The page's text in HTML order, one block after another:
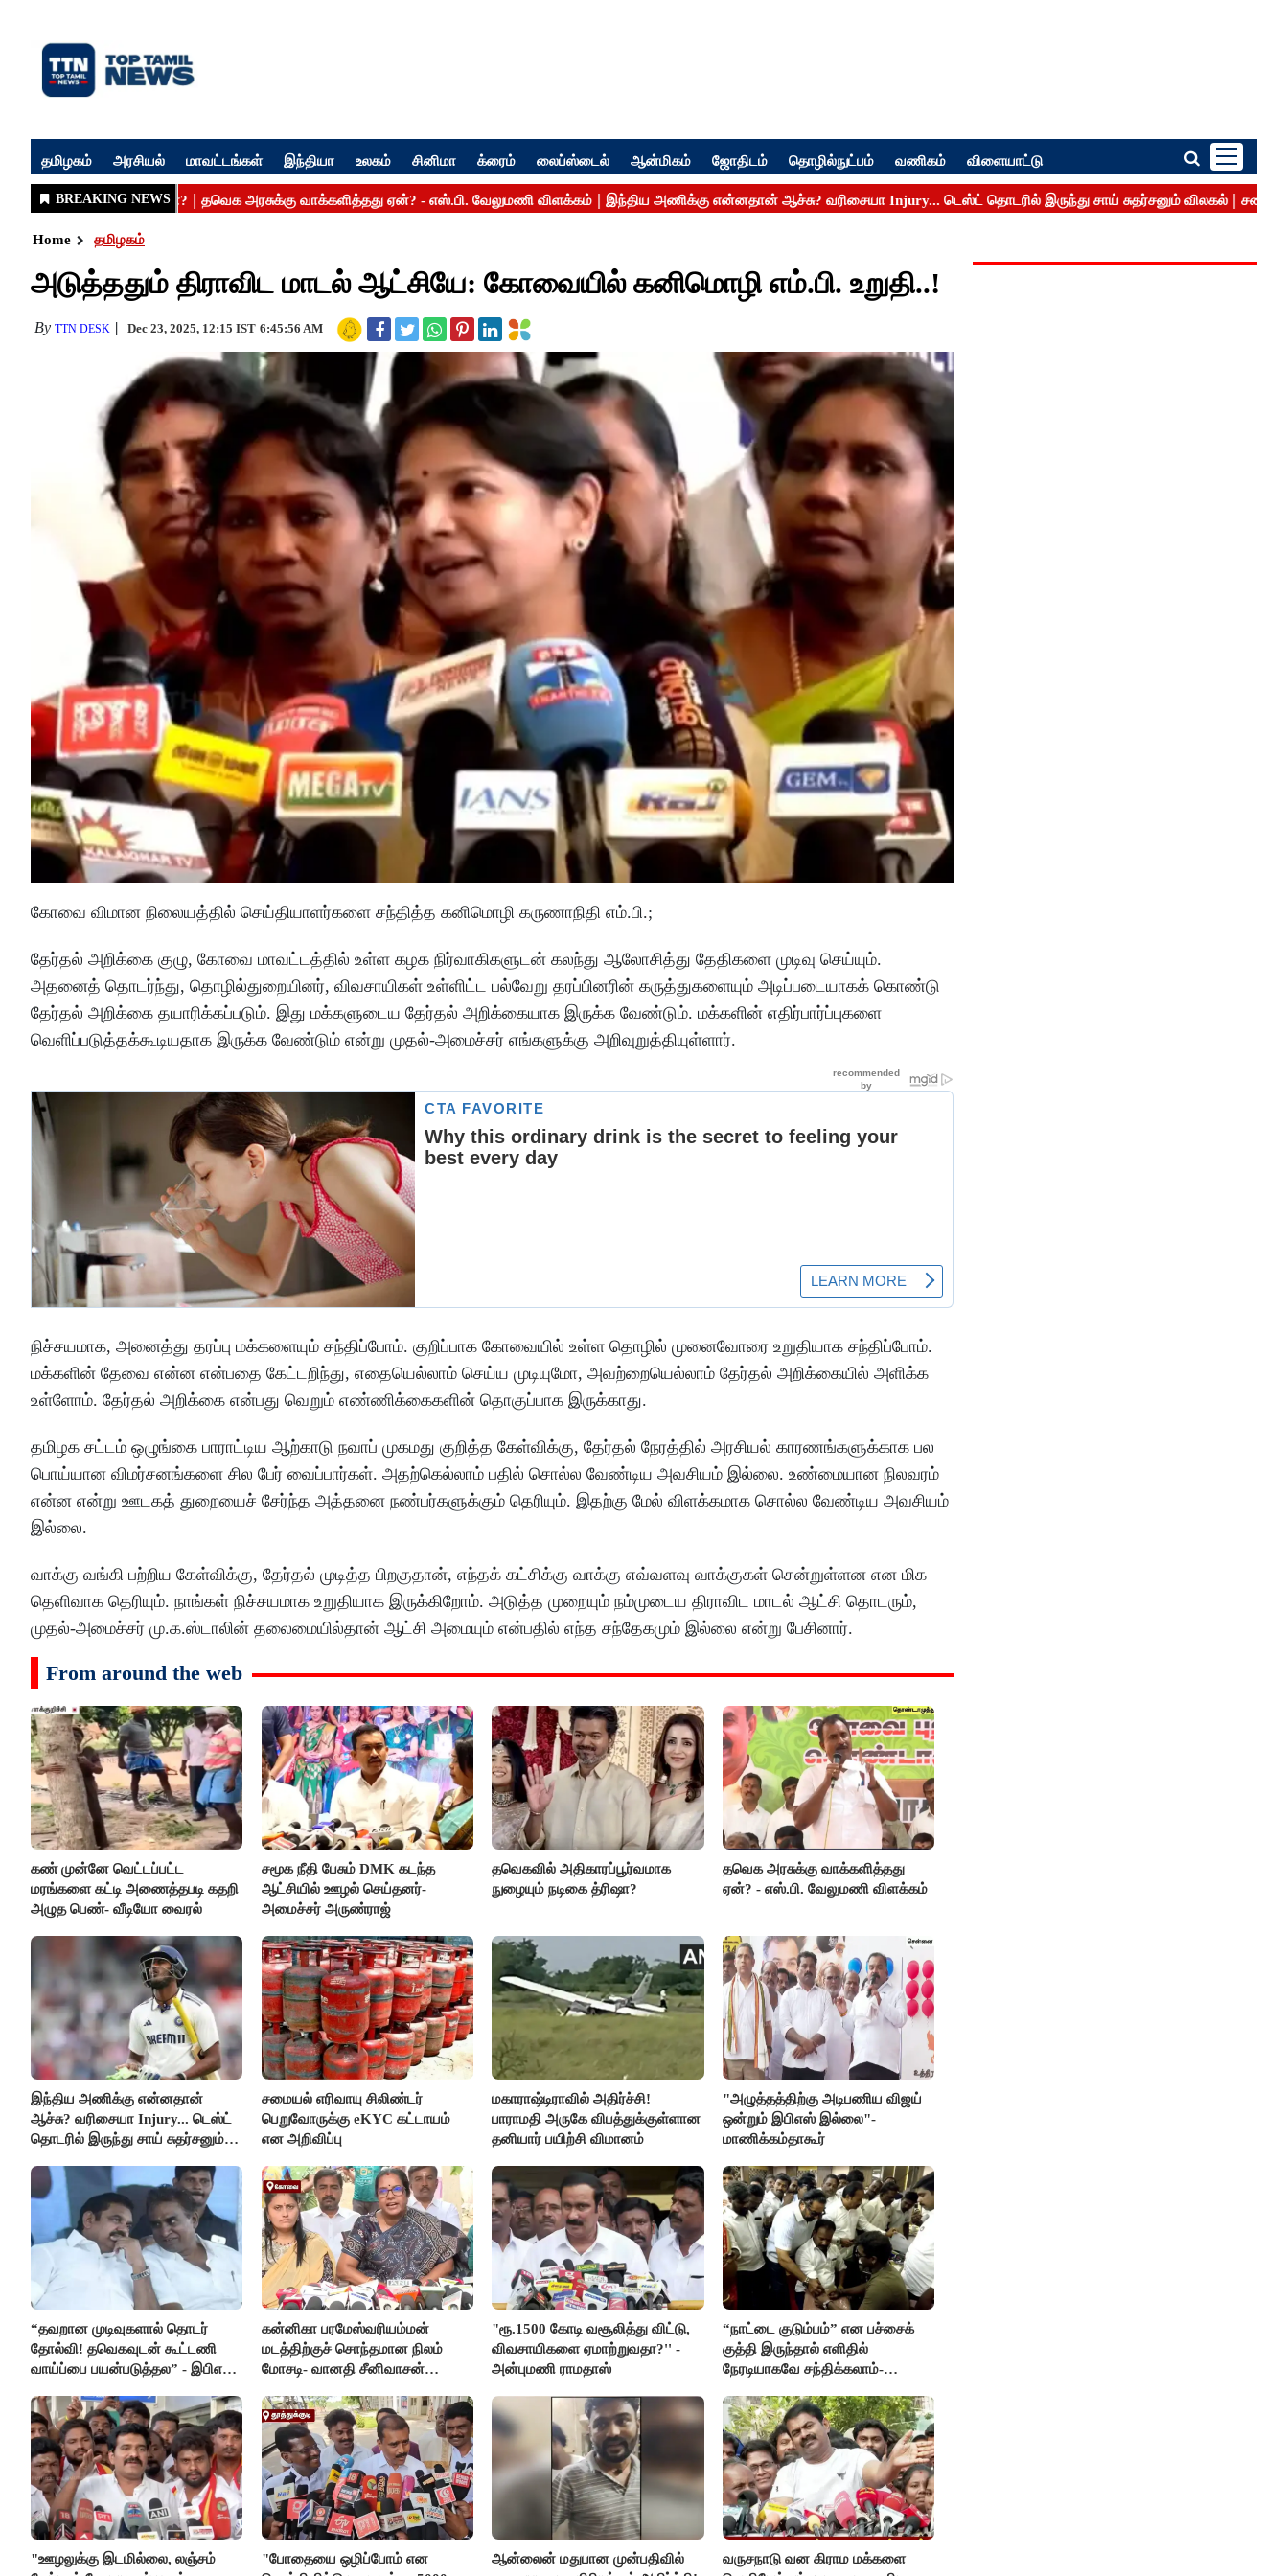
தமிழகம் அரசியல் மாவட்டங்கள் இந்தியா உலகம் சினிமா க்ரைம் லைப்ஸ்டைல் ஆன்மிகம் ஜோதிடம் தொழில்நுட்பம் வணிகம் விளையாட்டு
Home தமிழகம்
அடுத்ததும் திராவிட மாடல் ஆட்சியே: கோவையில் கனிமொழி எம்.பி. உறுதி..!
By TTN DESK Dec 23, 2025, 12:15 IST 6:45:56 AM
கோவை விமான நிலையத்தில் செய்தியாளர்களை சந்தித்த கனிமொழி கருணாநிதி எம்.பி.;
தேர்தல் அறிக்கை குழு, கோவை மாவட்டத்தில் உள்ள கழக நிர்வாகிகளுடன் கலந்து ஆலோசித்து தேதிகளை முடிவு செய்யும்.
அதனைத் தொடர்ந்து, தொழில்துறையினர், விவசாயிகள் உள்ளிட்ட பல்வேறு தரப்பினரின் கருத்துகளையும் அடிப்படையாகக் கொண்டு
தேர்தல் அறிக்கை தயாரிக்கப்படும். இது மக்களுடைய தேர்தல் அறிக்கையாக இருக்க வேண்டும். மக்களின் எதிர்பார்ப்புகளை
வெளிப்படுத்தக்கூடியதாக இருக்க வேண்டும் என்று முதல்-அமைச்சர் எங்களுக்கு அறிவுறுத்தியுள்ளார்.
நிச்சயமாக, அனைத்து தரப்பு மக்களையும் சந்திப்போம். குறிப்பாக கோவையில் உள்ள தொழில் முனைவோரை உறுதியாக சந்திப்போம்.
மக்களின் தேவை என்ன என்பதை கேட்டறிந்து, எதையெல்லாம் செய்ய முடியுமோ, அவற்றையெல்லாம் தேர்தல் அறிக்கையில் அளிக்க
உள்ளோம். தேர்தல் அறிக்கை என்பது வெறும் எண்ணிக்கைகளின் தொகுப்பாக இருக்காது.
தமிழக சட்டம் ஒழுங்கை பாராட்டிய ஆற்காடு நவாப் முகமது குறித்த கேள்விக்கு, தேர்தல் நேரத்தில் அரசியல் காரணங்களுக்காக பல
பொய்யான விமர்சனங்களை சில பேர் வைப்பார்கள். அதற்கெல்லாம் பதில் சொல்ல வேண்டிய அவசியம் இல்லை. உண்மையான நிலவரம்
என்ன என்று ஊடகத் துறையைச் சேர்ந்த அத்தனை நண்பர்களுக்கும் தெரியும். இதற்கு மேல் விளக்கமாக சொல்ல வேண்டிய அவசியம்
இல்லை.
வாக்கு வங்கி பற்றிய கேள்விக்கு, தேர்தல் முடித்த பிறகுதான், எந்தக் கட்சிக்கு வாக்கு எவ்வளவு வாக்குகள் சென்றுள்ளன என மிக
தெளிவாக தெரியும். நாங்கள் நிச்சயமாக உறுதியாக இருக்கிறோம். அடுத்த முறையும் நம்முடைய திராவிட மாடல் ஆட்சி தொடரும்,
முதல்-அமைச்சர் மு.க.ஸ்டாலின் தலைமையில்தான் ஆட்சி அமையும் என்பதில் எந்த சந்தேகமும் இல்லை என்று பேசினார்.
From around the web
கண் முன்னே வெட்டப்பட்ட
மரங்களை கட்டி அணைத்தபடி கதறி
அழுத பெண்- வீடியோ வைரல்
சமூக நீதி பேசும் DMK கடந்த
ஆட்சியில் ஊழல் செய்தனர்-
அமைச்சர் அருண்ராஜ்
தவெகவில் அதிகாரப்பூர்வமாக
நுழையும் நடிகை த்ரிஷா?
தவெக அரசுக்கு வாக்களித்தது
ஏன்? - எஸ்.பி. வேலுமணி விளக்கம்
இந்திய அணிக்கு என்னதான்
ஆச்சு? வரிசையா Injury... டெஸ்ட்
தொடரில் இருந்து சாய் சுதர்சனும்
சமையல் எரிவாயு சிலிண்டர்
பெறுவோருக்கு eKYC கட்டாயம்
என அறிவிப்பு
மகாராஷ்டிராவில் அதிர்ச்சி!
பாராமதி அருகே விபத்துக்குள்ளான
தனியார் பயிற்சி விமானம்
"அழுத்தத்திற்கு அடிபணிய விஜய்
ஒன்றும் இபிஎஸ் இல்லை"-
மாணிக்கம்தாகூர்
“தவறான முடிவுகளால் தொடர்
தோல்வி! தவெகவுடன் கூட்டணி
வாய்ப்பை பயன்படுத்தல” - இபிஎஸ்
கன்னிகா பரமேஸ்வரியம்மன்
மடத்திற்குச் சொந்தமான நிலம்
மோசடி- வானதி சீனிவாசன்
"ரூ.1500 கோடி வசூலித்து விட்டு,
விவசாயிகளை ஏமாற்றுவதா?'' -
அன்புமணி ராமதாஸ்
“நாட்டை குடும்பம்” என பச்சைக்
குத்தி இருந்தால் எளிதில்
நேரடியாகவே சந்திக்கலாம்-
"ஊழலுக்கு இடமில்லை, லஞ்சம்
"போதையை ஒழிப்போம் என
ஆன்லைன் மதுபான முன்பதிவில்
வருசநாடு வன கிராம மக்களை